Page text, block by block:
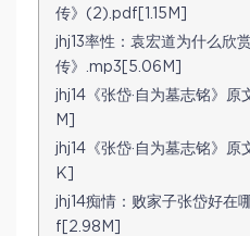
传》(2).pdf[1.15M]
jhj13率性：袁宏道为什么欣
传》.mp3[5.06M]
jhj14《张岱·自为墓志铭》原
M]
jhj14《张岱·自为墓志铭》
K]
jhj14痴情：败家子张岱好在
f[2.98M]